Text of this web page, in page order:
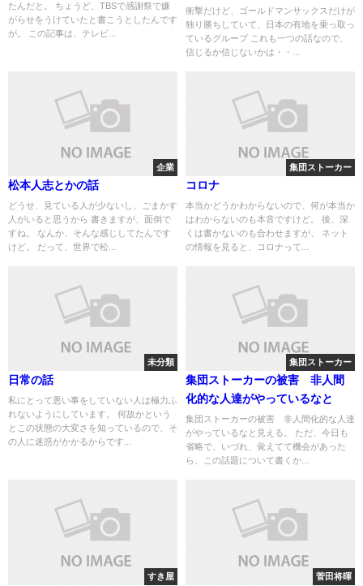
たんだと。 ちょうど、TBSで感謝祭で嫌
がらせをうけていたと書こうとしたんです
が。 この記事は、テレビ...
日本の有地を乗っ取っているグ
ループ
衝撃だけど、ゴールドマンサックスだけが
独り勝ちしていて、日本の有地を乗っ取っ
ているグループ これも一つの話なので、
信じるか信じないかは・・...
企業
松本人志とかの話
どうせ、見ている人が少ないし、ごまかす
人がいると思うから 書きますが、面倒で
すね。 なんか、そんな感じしてたんです
けど。 だって、世界で松...
集団ストーカー
コロナ
本当かどうかわからないので、何が本当か
はわからないのも本音ですけど。 後、深
くは書かないのも合わせますが、 ネット
の情報を見ると、コロナって...
未分類
日常の話
私にとって悪い事をしていない人は極力ふ
れないようにしています。 何故かという
とこの状態の大変さを知っているので、そ
の人に迷惑がかかるからです...
集団ストーカー
集団ストーカーの被害 非人間
化的な人達がやっているなと
集団ストーカーの被害 非人間化的な人達
がやっているなと見える。 ただ、今日も
省略で、いづれ、覚えてて機会があった
ら、この話題について書くか...
すき屋 菅田将暉